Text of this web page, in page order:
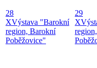
28
XVýstava "Barokní
region, Barokní
Poběžovice"
29
X